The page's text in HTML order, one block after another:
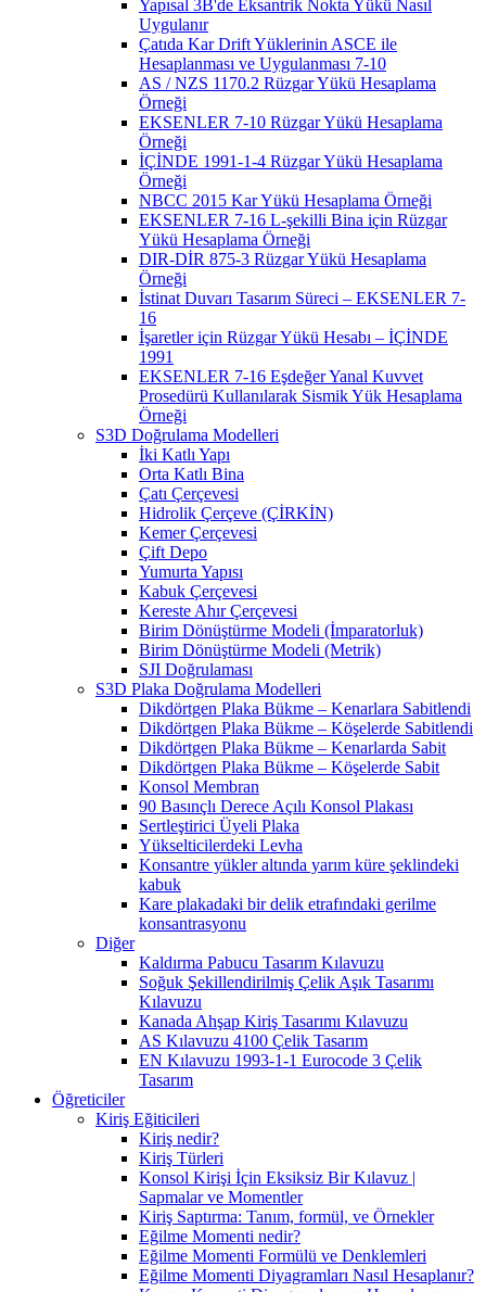
Yapısal 3B'de Eksantrik Nokta Yükü Nasıl
Uygulanır
Çatıda Kar Drift Yüklerinin ASCE ile
Hesaplanması ve Uygulanması 7-10
AS / NZS 1170.2 Rüzgar Yükü Hesaplama
Örneği
EKSENLER 7-10 Rüzgar Yükü Hesaplama
Örneği
İÇİNDE 1991-1-4 Rüzgar Yükü Hesaplama
Örneği
NBCC 2015 Kar Yükü Hesaplama Örneği
EKSENLER 7-16 L-şekilli Bina için Rüzgar
Yükü Hesaplama Örneği
DIR-DİR 875-3 Rüzgar Yükü Hesaplama
Örneği
İstinat Duvarı Tasarım Süreci – EKSENLER 7-
16
İşaretler için Rüzgar Yükü Hesabı – İÇİNDE
1991
EKSENLER 7-16 Eşdeğer Yanal Kuvvet
Prosedürü Kullanılarak Sismik Yük Hesaplama
Örneği
S3D Doğrulama Modelleri
İki Katlı Yapı
Orta Katlı Bina
Çatı Çerçevesi
Hidrolik Çerçeve (ÇİRKİN)
Kemer Çerçevesi
Çift Depo
Yumurta Yapısı
Kabuk Çerçevesi
Kereste Ahır Çerçevesi
Birim Dönüştürme Modeli (İmparatorluk)
Birim Dönüştürme Modeli (Metrik)
SJI Doğrulaması
S3D Plaka Doğrulama Modelleri
Dikdörtgen Plaka Bükme – Kenarlara Sabitlendi
Dikdörtgen Plaka Bükme – Köşelerde Sabitlendi
Dikdörtgen Plaka Bükme – Kenarlarda Sabit
Dikdörtgen Plaka Bükme – Köşelerde Sabit
Konsol Membran
90 Basınçlı Derece Açılı Konsol Plakası
Sertleştirici Üyeli Plaka
Yükselticilerdeki Levha
Konsantre yükler altında yarım küre şeklindeki
kabuk
Kare plakadaki bir delik etrafındaki gerilme
konsantrasyonu
Diğer
Kaldırma Pabucu Tasarım Kılavuzu
Soğuk Şekillendirilmiş Çelik Aşık Tasarımı
Kılavuzu
Kanada Ahşap Kiriş Tasarımı Kılavuzu
AS Kılavuzu 4100 Çelik Tasarım
EN Kılavuzu 1993-1-1 Eurocode 3 Çelik
Tasarım
Öğreticiler
Kiriş Eğiticileri
Kiriş nedir?
Kiriş Türleri
Konsol Kirişi İçin Eksiksiz Bir Kılavuz |
Sapmalar ve Momentler
Kiriş Saptırma: Tanım, formül, ve Örnekler
Eğilme Momenti nedir?
Eğilme Momenti Formülü ve Denklemleri
Eğilme Momenti Diyagramları Nasıl Hesaplanır?